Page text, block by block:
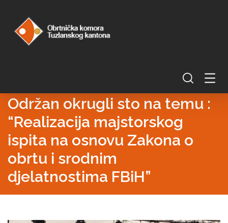
Održan okrugli sto na temu :
“Realizacija majstorskog
ispita na osnovu Zakona o
obrtu i srodnim
djelatnostima FBiH”